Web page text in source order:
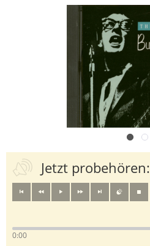
Jetzt probehören:
0:00